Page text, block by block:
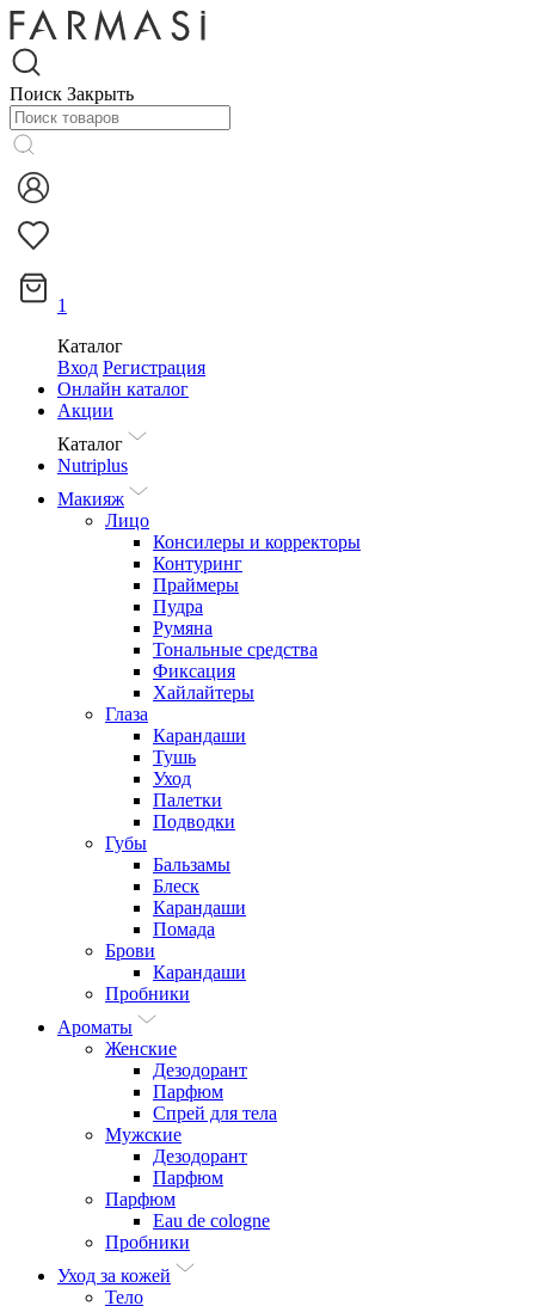
Поиск Закрыть
1
Каталог
Вход Регистрация
Онлайн каталог
Акции
Каталог
Nutriplus
Макияж
Лицо
Консилеры и корректоры
Контуринг
Праймеры
Пудра
Румяна
Тональные средства
Фиксация
Хайлайтеры
Глаза
Карандаши
Тушь
Уход
Палетки
Подводки
Губы
Бальзамы
Блеск
Карандаши
Помада
Брови
Карандаши
Пробники
Ароматы
Женские
Дезодорант
Парфюм
Спрей для тела
Мужские
Дезодорант
Парфюм
Парфюм
Eau de cologne
Пробники
Уход за кожей
Тело